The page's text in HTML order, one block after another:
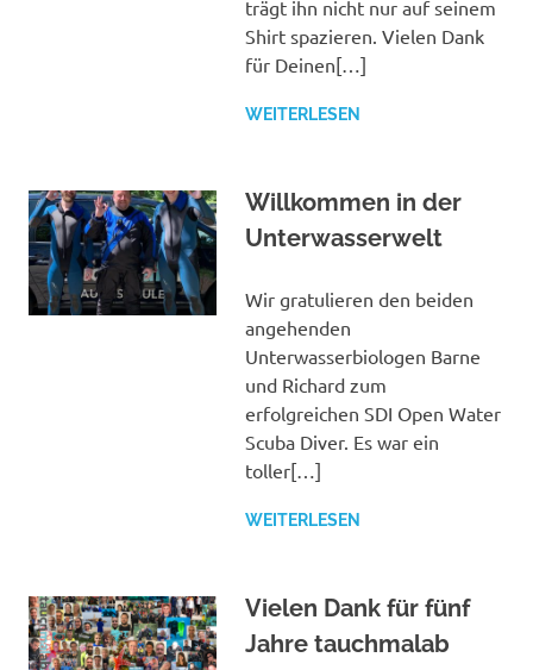
trägt ihn nicht nur auf seinem
Shirt spazieren. Vielen Dank
für Deinen[…]
WEITERLESEN
Willkommen in der
Unterwasserwelt
Wir gratulieren den beiden
angehenden
Unterwasserbiologen Barne
und Richard zum
erfolgreichen SDI Open Water
Scuba Diver. Es war ein
toller[…]
WEITERLESEN
Vielen Dank für fünf
Jahre tauchmalab